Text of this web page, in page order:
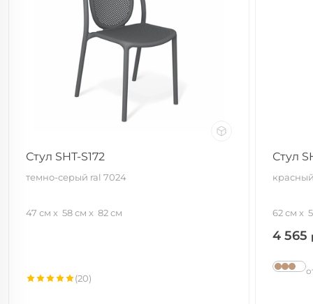
Стул SHT-S172
темно-серый ral 7024
47 см 58 см 82 см
(20)
Стул
62 см
4 565